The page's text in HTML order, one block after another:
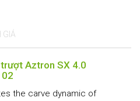
GIÁ
Aztron SX 4.0
the carve dynamic of